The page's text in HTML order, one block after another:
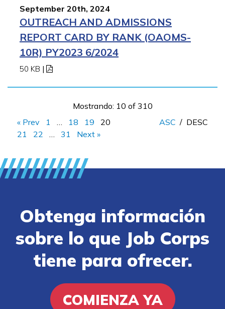
September 20th, 2024
OUTREACH AND ADMISSIONS
REPORT CARD BY RANK (OAOMS-
10R) PY2023 6/2024
50 KB |
Mostrando: 10 of 310
« Prev
1 18 19
20
21
22 31 Next »
ASC / DESC
Obtenga información
sobre lo que Job Corps
tiene para ofrecer.
COMIENZA YA